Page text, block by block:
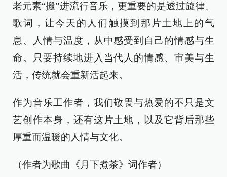
老元素“搬”进流行音乐，更重要的是透过旋律、
歌词，让今天的人们触摸到那片土地上的气
息、人情与温度，从中感受到自己的情感与生
命。只要持续地进入当代人的情感、审美与生
活，传统就会重新活起来。
作为音乐工作者，我们敬畏与热爱的不只是文
艺创作本身，还有这片土地，以及它背后那些
厚重而温暖的人情与文化。
（作者为歌曲《月下煮茶》词作者）